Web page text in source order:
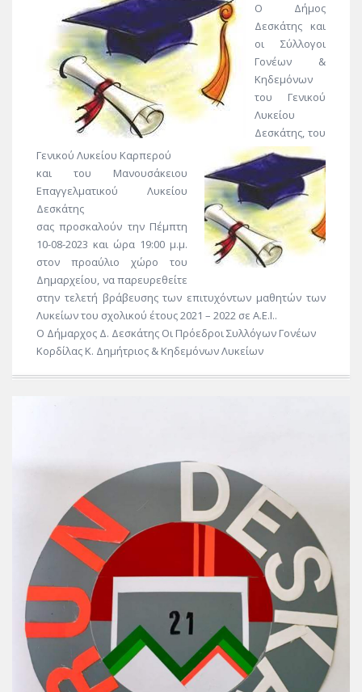
Ο Δήμος
Δεσκάτης και
οι Σύλλογοι
Γονέων &
Κηδεμόνων
του Γενικού
Λυκείου
Δεσκάτης, του
Γενικού Λυκείου Καρπερού
και του Μανουσάκειου
Επαγγελματικού Λυκείου
Δεσκάτης
σας προσκαλούν την Πέμπτη
10-08-2023 και ώρα 19:00 μ.μ.
στον προαύλιο χώρο του
Δημαρχείου, να παρευρεθείτε
στην τελετή βράβευσης των επιτυχόντων μαθητών των
Λυκείων του σχολικού έτους 2021 – 2022 σε Α.Ε.Ι..
Ο Δήμαρχος Δ. Δεσκάτης Οι Πρόεδροι Συλλόγων Γονέων
Κορδίλας Κ. Δημήτριος & Κηδεμόνων Λυκείων